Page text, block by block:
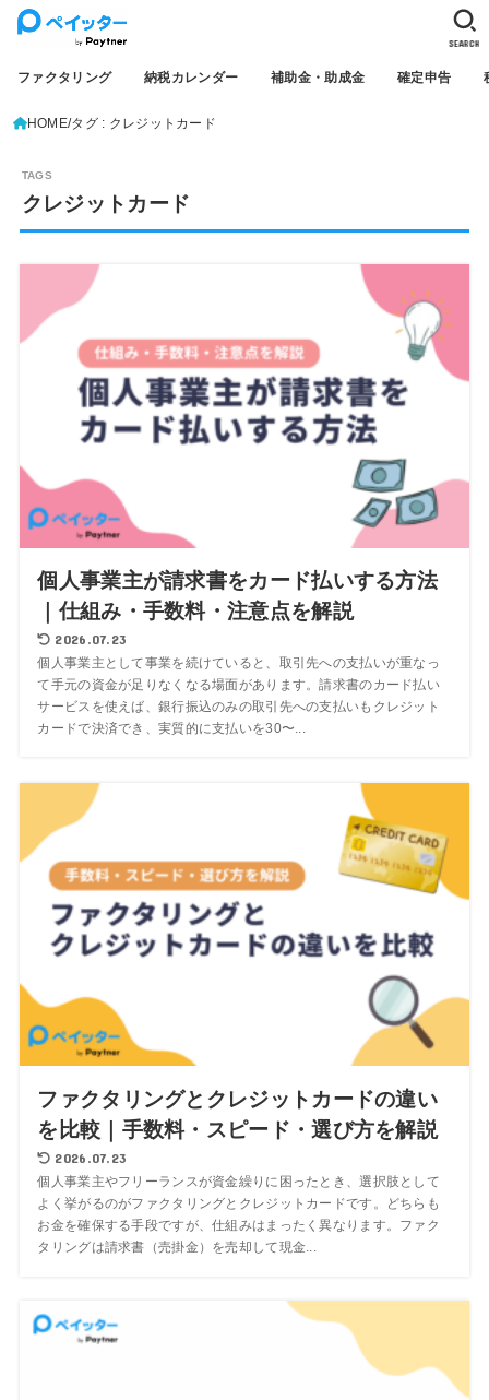
ファクタリング 納税カレンダー 補助金・助成金 確定申告
SEARCH
HOME タグ : クレジットカード
クレジットカード
個人事業主が請求書をカード払いする方法
｜仕組み・手数料・注意点を解説
2026.07.23
個人事業主として事業を続けていると、取引先への支払いが重なっ
て手元の資金が足りなくなる場面があります。請求書のカード払い
サービスを使えば、銀行振込のみの取引先への支払いもクレジット
カードで決済でき、実質的に支払いを30〜...
ファクタリングとクレジットカードの違い
を比較｜手数料・スピード・選び方を解説
2026.07.23
個人事業主やフリーランスが資金繰りに困ったとき、選択肢として
よく挙がるのがファクタリングとクレジットカードです。どちらも
お金を確保する手段ですが、仕組みはまったく異なります。ファク
タリングは請求書（売掛金）を売却して現金...